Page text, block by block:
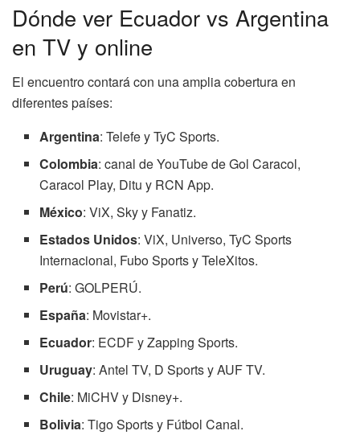
Dónde ver Ecuador vs Argentina
en TV y online
El encuentro contará con una amplia cobertura en
diferentes países:
Argentina: Telefe y TyC Sports.
Colombia: canal de YouTube de Gol Caracol,
Caracol Play, Ditu y RCN App.
México: ViX, Sky y Fanatiz.
Estados Unidos: ViX, Universo, TyC Sports
Internacional, Fubo Sports y TeleXitos.
Perú: GOLPERÚ.
España: Movistar+.
Ecuador: ECDF y Zapping Sports.
Uruguay: Antel TV, D Sports y AUF TV.
Chile: MiCHV y Disney+.
Bolivia: Tigo Sports y Fútbol Canal.